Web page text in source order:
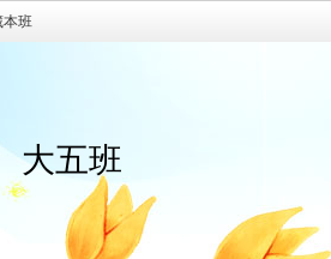
大五班